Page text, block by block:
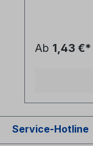
Ab 1,43 €*
Service-Hotline